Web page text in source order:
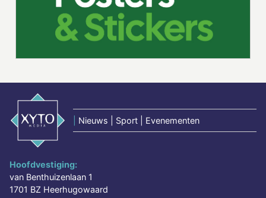
Nieuws | Sport | Evenementen
Hoofdvestiging:
van Benthuizenlaan 1
1701 BZ Heerhugowaard